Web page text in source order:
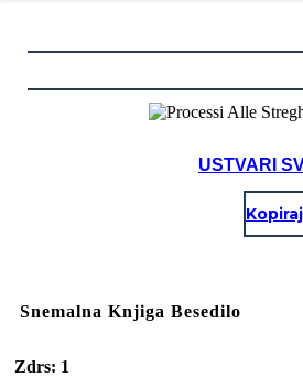
USTVARI
Kopiraj
Snemalna Knjiga Besedilo
Zdrs: 1